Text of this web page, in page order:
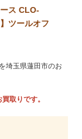
ス CLO-
ツールオフ
を埼玉県蓮田市のお
取りです。